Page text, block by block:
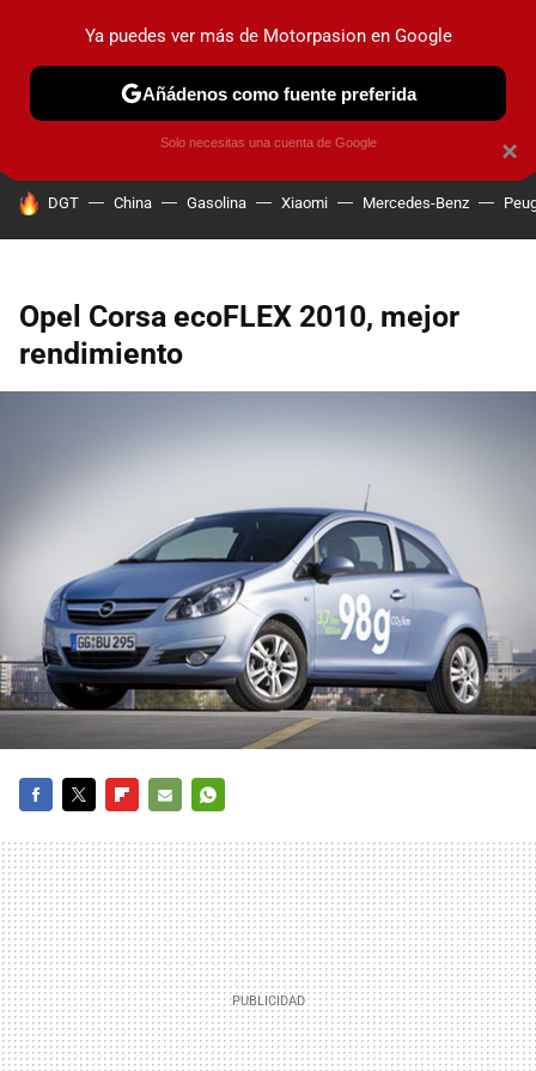
PRUEBAS COCHES ELÉCTRICOS OBSERVATORIO
HOY SE HABLA DE
DGT China Gasolina Xiaomi Mercedes-Benz
Opel Corsa ecoFLEX 2010, mejor
rendimiento
MAIL
×
Ya puedes ver más de Motorpasion en Google
Añádenos como fuente preferida
Solo necesitas una cuenta de Google